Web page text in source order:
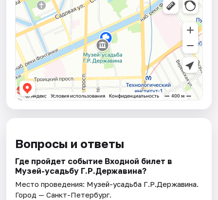
Вопросы и ответы
Где пройдет событие Входной билет в
Музей-усадьбу Г.Р.Державина?
Место проведения: Музей-усадьба Г.Р.Державина.
Город — Санкт-Петербург.